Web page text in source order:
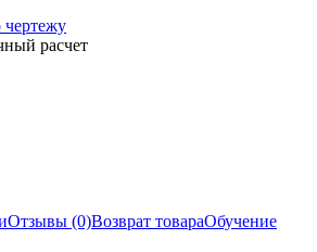
чертежу
расчет
Отзывы (0)Возврат товараОбучение